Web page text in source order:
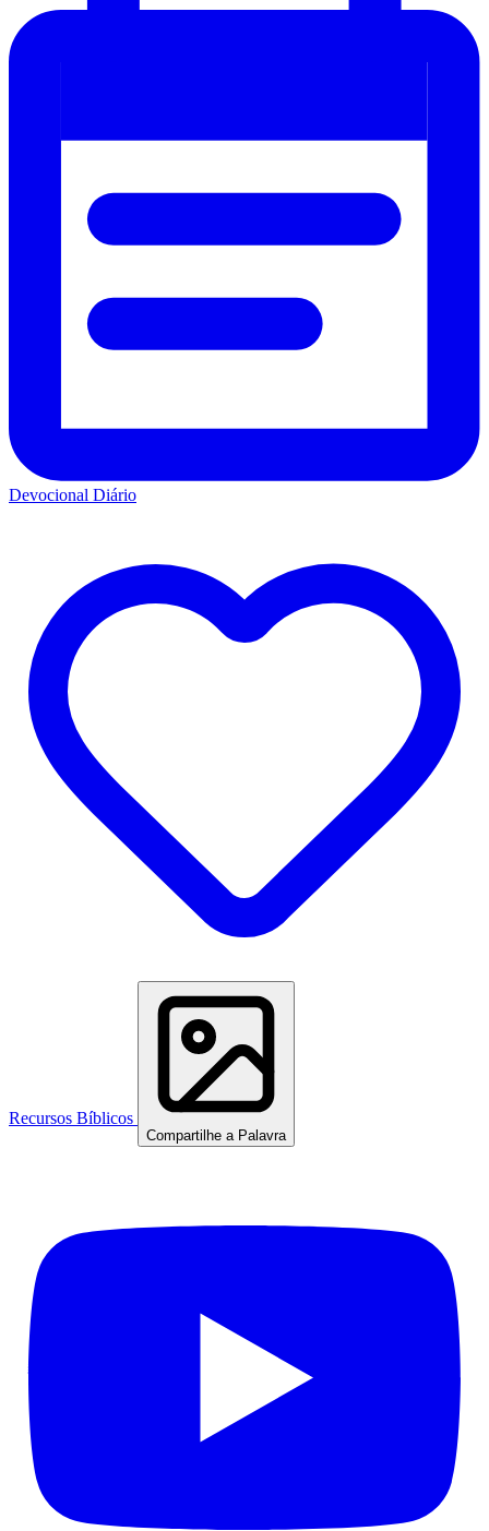
Devocional Diário
Recursos Bíblicos
Compartilhe a Palavra